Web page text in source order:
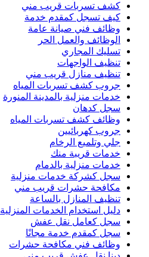
كشف تسربات قريب مني
كيف تسجل كمقدم خدمة
وظائف فني صيانة عامة
الوظائف والعمل الحر
تسليك المجاري
تنظيف الواجهات
تنظيف منازل قريب مني
جروب كشف تسربات المياه
خدمات منزلية بالمدينة المنورة
سجل كدهان
وظائف كشف تسربات المياه
جروب كهربائيين
جلي وتلميع الرخام
خدمات قريبة منك
خدمات منزلية بالدمام
سجل كشركة خدمات منزلية
مكافحة حشرات قريب مني
تنظيف المنازل بالساعة
دليل استخدام الخدمات المنزلية
سجل كعامل نقل عفش
سجل كمقدم خدمة مجانًا
وظائف فني مكافحة حشرات